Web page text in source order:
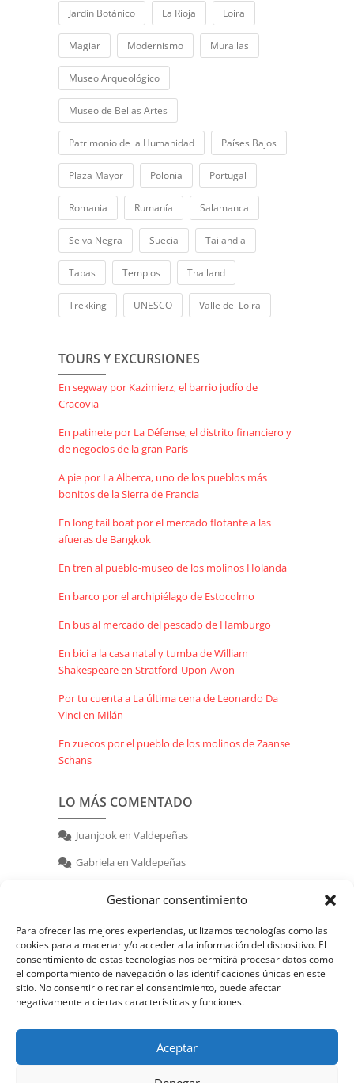
Gestionar consentimiento
Para ofrecer las mejores experiencias, utilizamos tecnologías como las
cookies para almacenar y/o acceder a la información del dispositivo. El
consentimiento de estas tecnologías nos permitirá procesar datos como
el comportamiento de navegación o las identificaciones únicas en este
sitio. No consentir o retirar el consentimiento, puede afectar
negativamente a ciertas características y funciones.
Aceptar
Jardín Botánico La Rioja Loira
Magiar Modernismo Murallas
Museo Arqueológico
Museo de Bellas Artes
Patrimonio de la Humanidad Países Bajos
Plaza Mayor Polonia Portugal
Romania Rumanía Salamanca
Selva Negra Suecia Tailandia
Tapas Templos Thailand
Trekking UNESCO Valle del Loira
TOURS Y EXCURSIONES
En segway por Kazimierz, el barrio judío de
Cracovia
En patinete por La Défense, el distrito financiero y
de negocios de la gran París
A pie por La Alberca, uno de los pueblos más
bonitos de la Sierra de Francia
En long tail boat por el mercado flotante a las
afueras de Bangkok
En tren al pueblo-museo de los molinos Holanda
En barco por el archipiélago de Estocolmo
En bus al mercado del pescado de Hamburgo
En bici a la casa natal y tumba de William
Shakespeare en Stratford-Upon-Avon
Por tu cuenta a La última cena de Leonardo Da
Vinci en Milán
En zuecos por el pueblo de los molinos de Zaanse
Schans
LO MÁS COMENTADO
Juanjooken Valdepeñas
Gabriela en Valdepeñas